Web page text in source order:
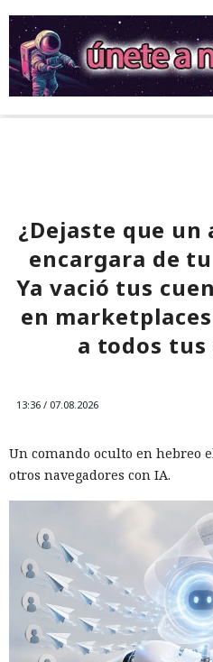
¿Dejaste que un
encargara de
Ya vació tus
en
a todos
13:36 / 07.08.2026
Un comando oculto en hebreo
otros navegadores con IA.